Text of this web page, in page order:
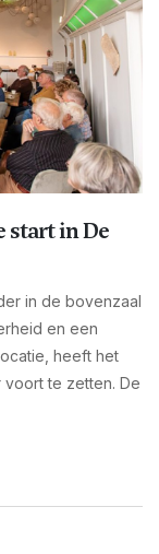
start in De
in de bovenzaal
en een
heeft het
te zetten. De